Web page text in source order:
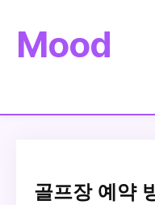
Mood
골프장 예약